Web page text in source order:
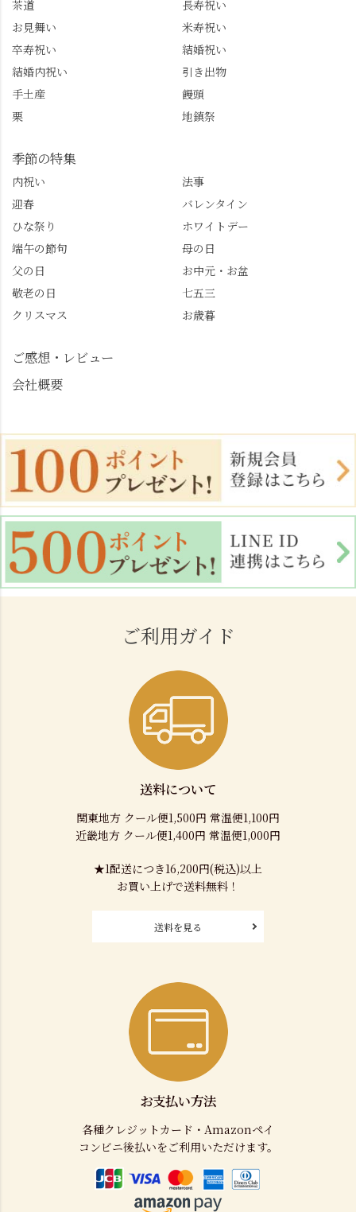
@sense_nagaokakyo 長岡
京市観光協会
@nagaokakyo_tourism ふ
@furufuru_nagaokakyo
物価の値上がりが激し
のガイド活動にしっか
り活かしていきます💪
西山、ほんまにええと
こです。次はあなたを
🚕✨ #京都西山旅感 #京
都西山 #おもてなしタク
こごろ #勝持寺 #正法寺
#善峯寺 #あじさい #あ
じさい供養 #遊龍の松 #
清竹 #なかの邸 #小倉山
荘 #京都観光 #西京区 #
大原野
茶道
長寿祝い
お見舞い
米寿祝い
卒寿祝い
結婚祝い
結婚内祝い
引き出物
手土産
饅頭
栗
地鎮祭
季節の特集
内祝い
法事
迎春
バレンタイン
ひな祭り
ホワイトデー
端午の節句
母の日
父の日
お中元・お盆
敬老の日
七五三
クリスマス
お歳暮
ご感想・レビュー
会社概要
ご利用ガイド
送料について
関東地方 クール便1,500円 常温便1,100円
近畿地方 クール便1,400円 常温便1,000円
★1配送につき16,200円(税込)以上
お買い上げで送料無料！
送料を見る
お支払い方法
各種クレジットカード・Amazonペイ
コンビニ後払いをご利用いただけます。